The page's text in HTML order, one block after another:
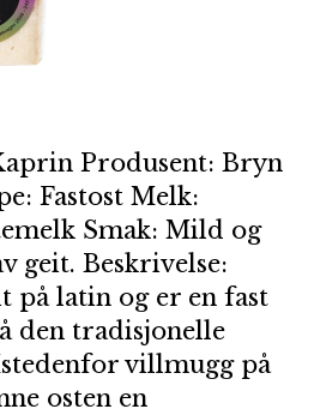
Produsent: Bryn
Fastost Melk:
Smak: Mild og
geit. Beskrivelse:
på latin og er en fast
den tradisjonelle
villmugg på
osten en